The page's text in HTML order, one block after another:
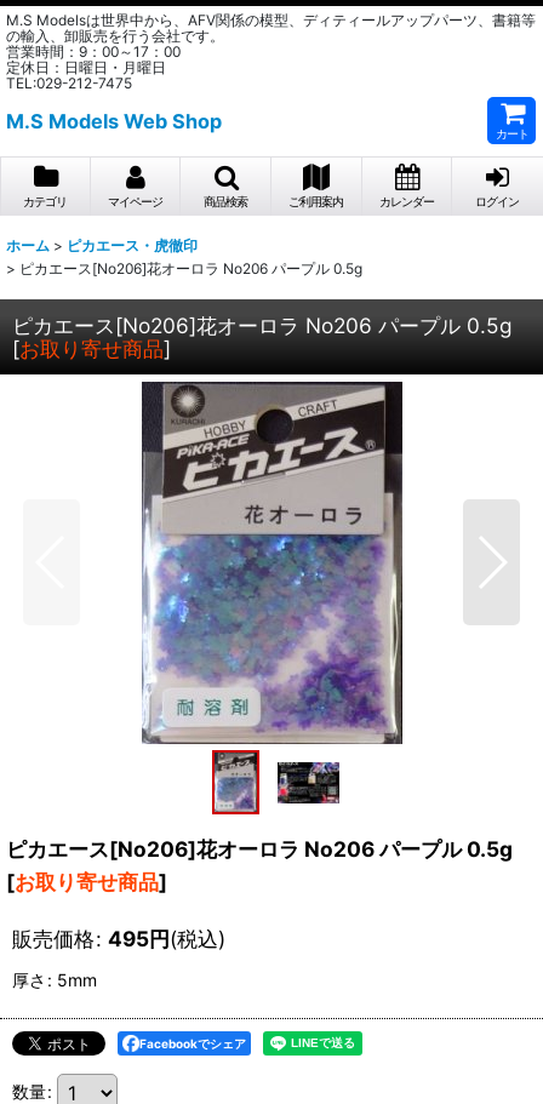
M.S Modelsは世界中から、AFV関係の模型、ディティールアップパーツ、書籍等
の輸入、卸販売を行う会社です。
営業時間：9：00～17：00
定休日：日曜日・月曜日
TEL:029-212-7475
M.S Models Web Shop
カート
カテゴリ マイページ 商品検索 ご利用案内 カレンダー ログイン
ホーム > ピカエース・虎徹印
> ピカエース[No206]花オーロラ No206 パープル 0.5g
ピカエース[No206]花オーロラ No206 パープル 0.5g
[お取り寄せ商品]
ピカエース[No206]花オーロラ No206 パープル 0.5g
[お取り寄せ商品]
販売価格: 495円(税込)
厚さ : 5mm
Facebookでシェア
数量: